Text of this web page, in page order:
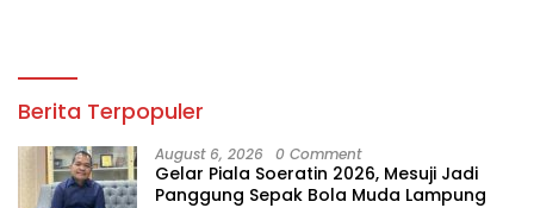
Berita Terpopuler
August 6, 2026 0 Comment
Gelar Piala Soeratin 2026, Mesuji Jadi
Panggung Sepak Bola Muda Lampung